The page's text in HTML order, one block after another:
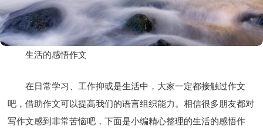
生活的感悟作文
在日常学习、工作抑或是生活中，大家一定都接触过作文
吧，借助作文可以提高我们的语言组织能力。相信很多朋友都对
写作文感到非常苦恼吧，下面是小编精心整理的生活的感悟作